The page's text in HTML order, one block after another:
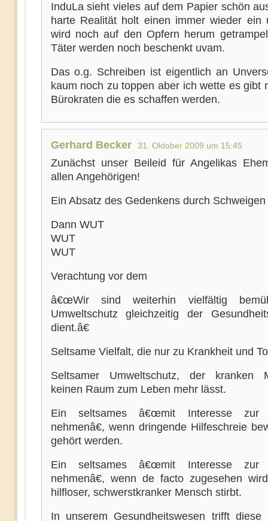
InduLa sieht vieles auf dem Papier schön
harte Realität holt einen immer wieder ein
wird noch auf den Opfern herum
Täter werden noch beschenkt uvam.
Das o.g. Schreiben ist eigentlich an
kaum noch zu toppen aber ich wette es gibt
Bürokraten die es schaffen werden.
Gerhard Becker 31. Oktober 2009 um 15:45
Zunächst unser Beileid für Angelikas
allen Angehörigen!
Ein Absatz des Gedenkens durch Schweigen
Dann WUT
WUT
WUT
Verachtung vor dem
â€œWir sind weiterhin vielfältig
Umweltschutz gleichzeitig der
dient.â€
Seltsame Vielfalt, die nur zu Krankheit und
Seltsamer Umweltschutz, der kranken
keinen Raum zum Leben mehr lässt.
Ein seltsames â€œmit Interesse zur
nehmenâ€, wenn dringende Hilfeschreie
gehört werden.
Ein seltsames â€œmit Interesse zur
nehmenâ€, wenn de facto zugesehen
hilfloser, schwerstkranker Mensch stirbt.
In unserem Gesundheitswesen trifft diese